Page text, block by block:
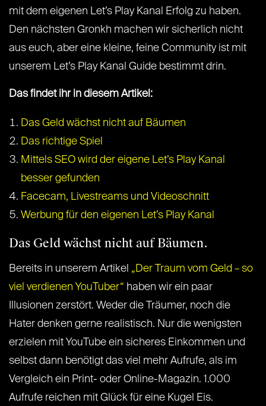
mit dem eigenen Let’s Play Kanal Erfolg zu haben.
Den nächsten Gronkh machen wir sicherlich nicht
aus euch, aber eine kleine, feine Community ist mit
unserem Let’s Play Kanal Guide bestimmt drin.
Das findet ihr in diesem Artikel:
Das Geld wächst nicht auf Bäumen
Das richtige Spiel
Mittels SEO wird der eigene Let’s Play Kanal
besser gefunden
Facecam, Livestreams und Videoschnitt
Werbung für den eigenen Let’s Play Kanal
Das Geld wächst nicht auf Bäumen.
Bereits in unserem Artikel „Der Traum vom Geld – so
viel verdienen YouTuber“ haben wir ein paar
Illusionen zerstört. Weder die Träumer, noch die
Hater denken gerne realistisch. Nur die wenigsten
erzielen mit YouTube ein sicheres Einkommen und
selbst dann benötigt das viel mehr Aufrufe, als im
Vergleich ein Print- oder Online-Magazin. 1.000
Aufrufe reichen mit Glück für eine Kugel Eis.